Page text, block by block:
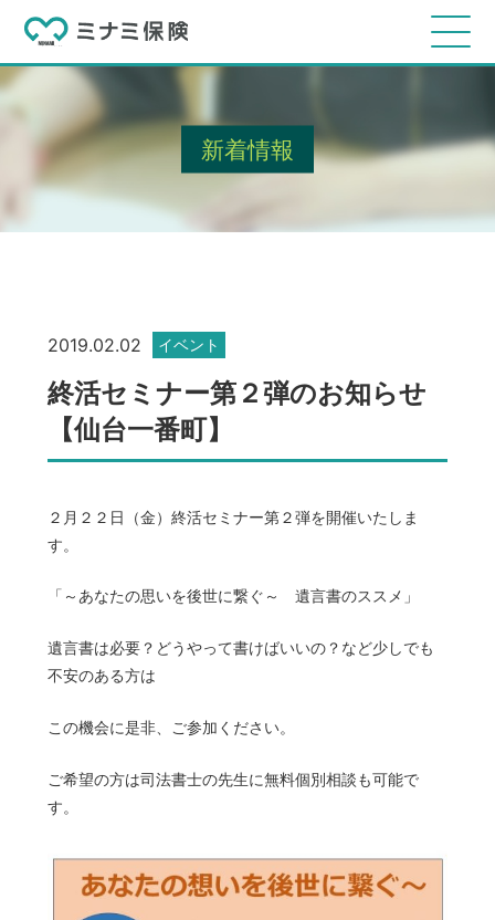
新着情報
2019.02.02 イベント
終活セミナー第２弾のお知らせ
【仙台一番町】
２月２２日（金）終活セミナー第２弾を開催いたしま
す。
「～あなたの思いを後世に繋ぐ～ 遺言書のススメ」
遺言書は必要？どうやって書けばいいの？など少しでも
不安のある方は
この機会に是非、ご参加ください。
ご希望の方は司法書士の先生に無料個別相談も可能で
す。